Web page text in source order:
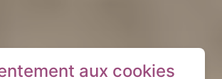
aux cookies